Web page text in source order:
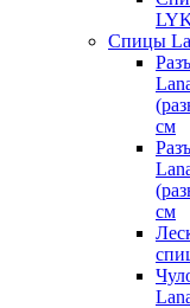
Спицы
см
см